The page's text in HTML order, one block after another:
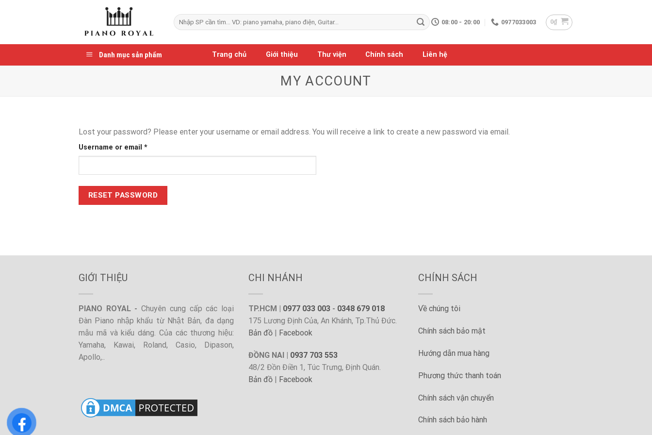
Search
for:
08:00 - 20:00 0977033003 0₫
Danh mục sản phẩm Trang chủ Giới thiệu Thư viện Chính sách Liên hệ
MY ACCOUNT
Lost your password? Please enter your username or email address. You will receive a link to create a new password via email.
Username or email *Required
RESET PASSWORD
GIỚI THIỆU
PIANO ROYAL -Chuyên cung cấp các loại
Đàn Piano nhập khẩu từ Nhật Bản, đa dạng
mẫu mã và kiểu dáng. Của các thương hiệu:
Yamaha, Kawai, Roland, Casio, Dipason,
Apollo,..
CHI NHÁNH
TP.HCM | 0977 033 003 - 0348 679 018
175 Lương Định Của, An Khánh, Tp.Thủ Đức.
Bản đồ
Facebook
ĐỒNG NAI | 0937 703 553
48/2 Đồn Điền 1, Túc Trưng, Định Quán.
Bản đồ
Facebook
CHÍNH SÁCH
Về chúng tôi
Chính sách bảo mật
Hướng dẫn mua hàng
Phương thức thanh toán
Chính sách vận chuyển
Chính sách bảo hành